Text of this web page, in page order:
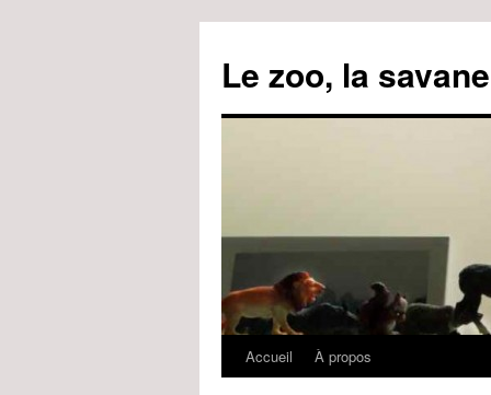
Le zoo, la
Aller
Accueil À propos